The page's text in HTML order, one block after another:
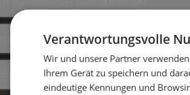
Ende eine Seemeilenbestätigung
ein Problem?
Verantwortungsvolle
Wir und unsere Partner
Ihrem Gerät zu speichern und
eindeutige Kennungen und